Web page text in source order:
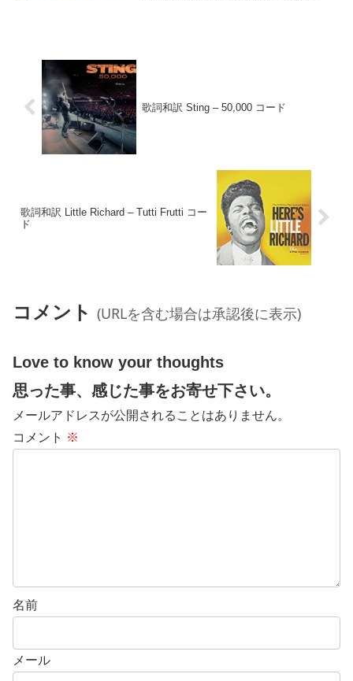
歌詞和訳 Sting – 50,000 コード
歌詞和訳 Little Richard – Tutti Frutti コー
ド
コメント (URLを含む場合は承認後に表示)
Love to know your thoughts
思った事、感じた事をお寄せ下さい。
メールアドレスが公開されることはありません。
コメント ※
名前
メール